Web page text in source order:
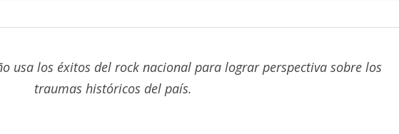
usa los éxitos del rock nacional para lograr perspectiva sobre los
traumas históricos del país.